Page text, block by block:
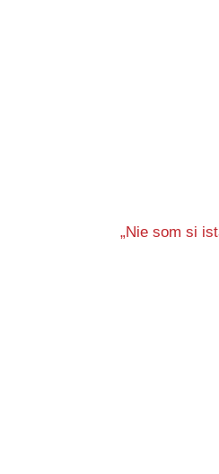
„Nie som si